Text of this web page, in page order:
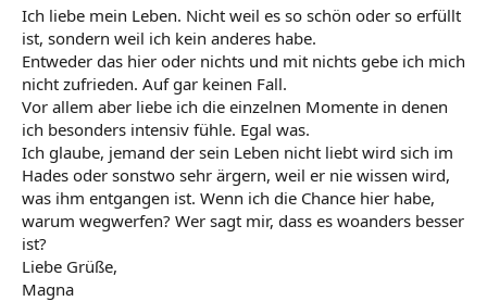
Ich liebe mein Leben. Nicht weil es so schön oder so erfüllt
ist, sondern weil ich kein anderes habe.
Entweder das hier oder nichts und mit nichts gebe ich mich
nicht zufrieden. Auf gar keinen Fall.
Vor allem aber liebe ich die einzelnen Momente in denen
ich besonders intensiv fühle. Egal was.
Ich glaube, jemand der sein Leben nicht liebt wird sich im
Hades oder sonstwo sehr ärgern, weil er nie wissen wird,
was ihm entgangen ist. Wenn ich die Chance hier habe,
warum wegwerfen? Wer sagt mir, dass es woanders besser
ist?
Liebe Grüße,
Magna